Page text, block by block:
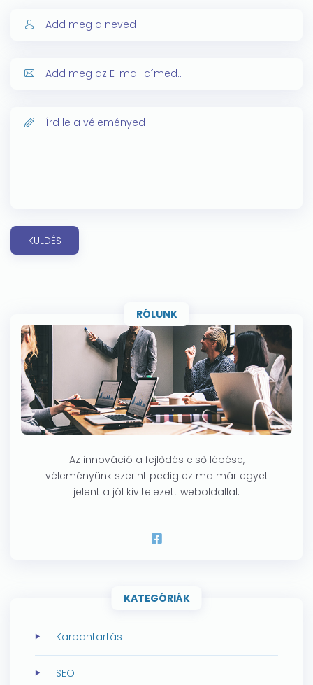
KÜLDÉS
RÓLUNK
Az innováció a fejlődés első lépése,
véleményünk szerint pedig ez ma már egyet
jelent a jól kivitelezett weboldallal.
KATEGÓRIÁK
Karbantartás
SEO